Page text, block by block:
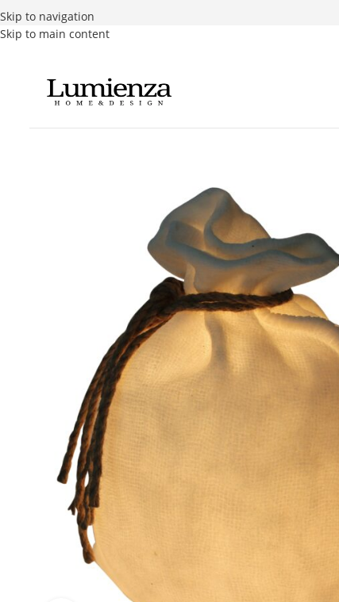
Skip to navigation
Skip to main content